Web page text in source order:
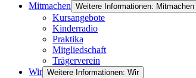
Mitmachen Weitere Informationen: Mitmachen
Kursangebote
Kinderradio
Praktika
Mitgliedschaft
Trägerverein
Wir Weitere Informationen: Wir